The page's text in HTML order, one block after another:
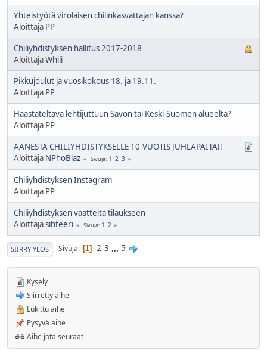
Yhteistyötä virolaisen chilinkasvattajan kanssa?
Aloittaja PP
Chiliyhdistyksen hallitus 2017-2018
AloittajaWhili
Pikkujoulut ja vuosikokous 18. ja 19.11.
Aloittaja PP
Haastateltava lehtijuttuun Savon tai Keski-Suomen alueelta?
Aloittaja PP
ÄÄNESTÄ CHILIYHDISTYKSELLE 10-VUOTIS JUHLAPAITA!!
Aloittaja NPhoBiaz Sivuja 1 2 3
Chiliyhdistyksen Instagram
Aloittaja PP
Chiliyhdistyksen vaatteita tilaukseen
Aloittajasihteeri Sivuja 1 2
SIIRRY YLÖS Sivuja 1 2 3 ... 5
Kysely
Siirretty aihe
Lukittu aihe
Pysyvä aihe
Aihe jota seuraat